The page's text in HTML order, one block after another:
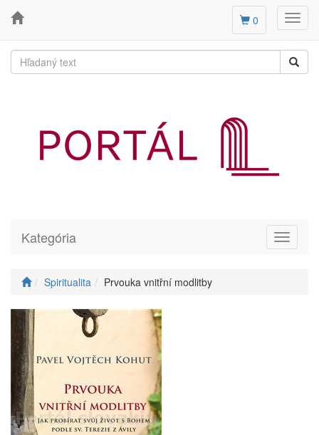
0
Toggle
Kategória
Spiritualita Prvouka vnitřní modlitby